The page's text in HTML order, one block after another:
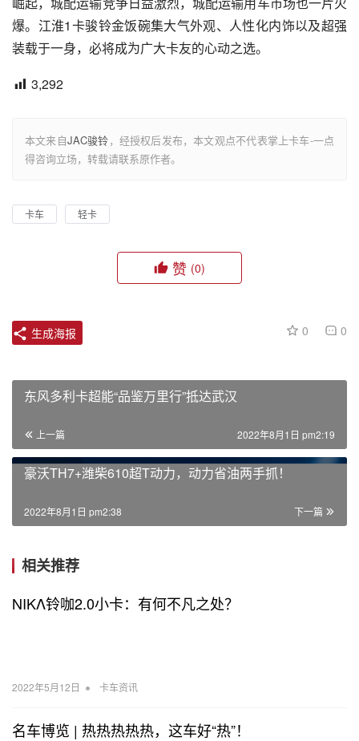
爆。江淮1卡骏铃金饭碗集大气外观、人性化内饰以及超强
装载于一身，必将成为广大卡友的心动之选。
3,292
本文来自JAC骏铃，经授权后发布，本文观点不代表掌上卡车-一点
得咨询立场，转载请联系原作者。
卡车 轻卡
赞 (0)
0 0
生成海报
东风多利卡超能“品鉴万里行”抵达武汉
上一篇 2022年8月1日 pm2:19
豪沃TH7+潍柴610超T动力，动力省油两手抓！
下一篇
2022年8月1日 pm2:38
相关推荐
NIKΛ铃咖2.0小卡：有何不凡之处？
2022年5月12日 • 卡车资讯
名车博览 | 热热热热热，这车好“热”！